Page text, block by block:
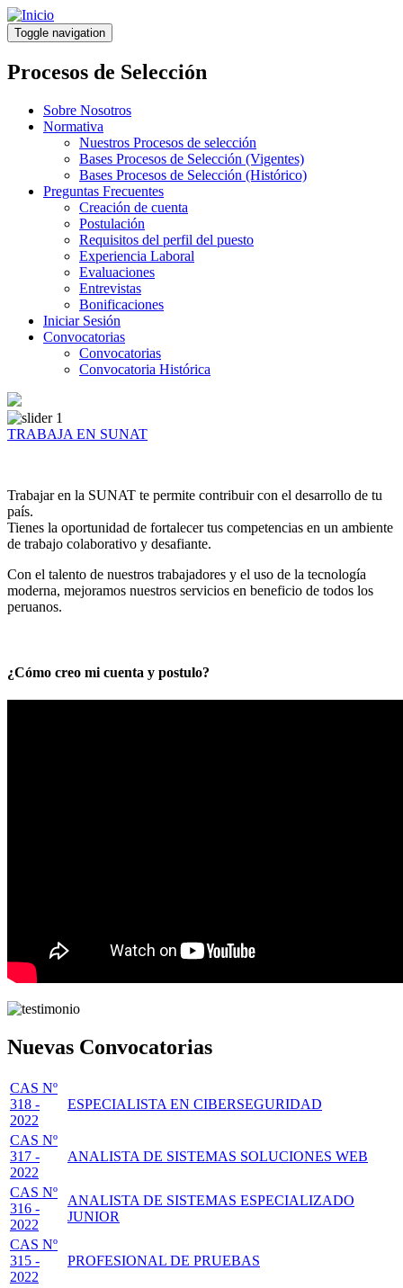
Pasar
al
contenido
principal
Toggle navigation
Procesos de Selección
Sobre Nosotros
Normativa
Nuestros Procesos de selección
Bases Procesos de Selección (Vigentes)
Bases Procesos de Selección (Histórico)
Preguntas Frecuentes
Creación de cuenta
Postulación
Requisitos del perfil del puesto
Experiencia Laboral
Evaluaciones
Entrevistas
Bonificaciones
Iniciar Sesión
Convocatorias
Convocatorias
Convocatoria Histórica
TRABAJA EN SUNAT
Trabajar en la SUNAT te permite contribuir con el desarrollo de tu
país.
Tienes la oportunidad de fortalecer tus competencias en un ambiente
de trabajo colaborativo y desafiante.
Con el talento de nuestros trabajadores y el uso de la tecnología
moderna, mejoramos nuestros servicios en beneficio de todos los
peruanos.
¿Cómo creo mi cuenta y postulo?
Nuevas Convocatorias
CAS Nº
318 -
2022
ESPECIALISTA EN CIBERSEGURIDAD
CAS Nº
317 -
2022
ANALISTA DE SISTEMAS SOLUCIONES WEB
CAS Nº
316 -
2022
ANALISTA DE SISTEMAS ESPECIALIZADO
JUNIOR
CAS Nº
315 -
2022
PROFESIONAL DE PRUEBAS